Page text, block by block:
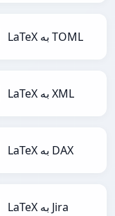
LaTeX به TOML
LaTeX به XML
LaTeX به DAX
LaTeX به Jira